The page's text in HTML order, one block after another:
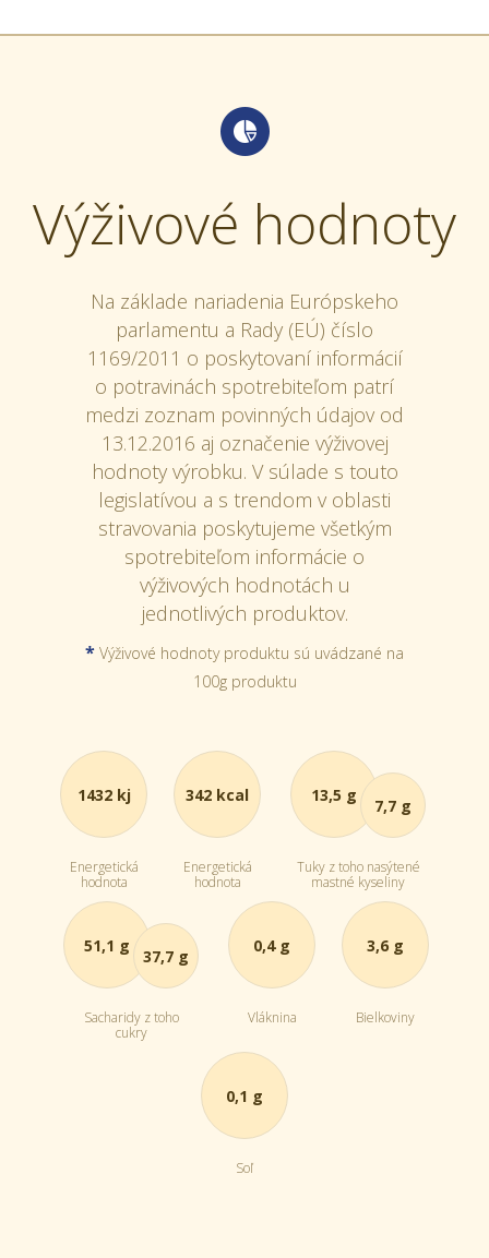
Výživové hodnoty
Na základe nariadenia Európskeho
parlamentu a Rady (EÚ) číslo
1169/2011 o poskytovaní informácií
o potravinách spotrebiteľom patrí
medzi zoznam povinných údajov od
13.12.2016 aj označenie výživovej
hodnoty výrobku. V súlade s touto
legislatívou a s trendom v oblasti
stravovania poskytujeme všetkým
spotrebiteľom informácie o
výživových hodnotách u
jednotlivých produktov.
* Výživové hodnoty produktu sú uvádzané na
100g produktu
1432 kj
Energetická
hodnota
342 kcal
Energetická
hodnota
13,5 g
7,7 g
Tuky z toho nasýtené
mastné kyseliny
51,1 g
37,7 g
Sacharidy z toho
cukry
0,4 g
Vláknina
3,6 g
Bielkoviny
0,1 g
Soľ